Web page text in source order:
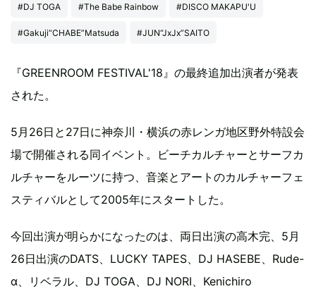
#DJ TOGA #The Babe Rainbow #DISCO MAKAPU'U
#Gakuji“CHABE”Matsuda #JUN“JxJx”SAITO
『GREENROOM FESTIVAL'18』の最終追加出演者が発表
された。
5月26日と27日に神奈川・横浜の赤レンガ地区野外特設会
場で開催される同イベント。ビーチカルチャーとサーフカ
ルチャーをルーツに持つ、音楽とアートのカルチャーフェ
スティバルとして2005年にスタートした。
今回出演が明らかになったのは、両日出演の高木完、5月
26日出演のDATS、LUCKY TAPES、DJ HASEBE、Rude-
α、リベラル、DJ TOGA、DJ NORI、Kenichiro